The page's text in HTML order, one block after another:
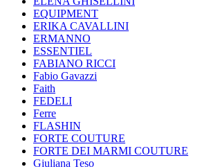
EQUIPMENT
ERIKA CAVALLINI
ERMANNO
ESSENTIEL
FABIANO RICCI
Fabio Gavazzi
Faith
FEDELI
Ferre
FLASHIN
FORTE COUTURE
FORTE DEI MARMI COUTURE
Giuliana Teso